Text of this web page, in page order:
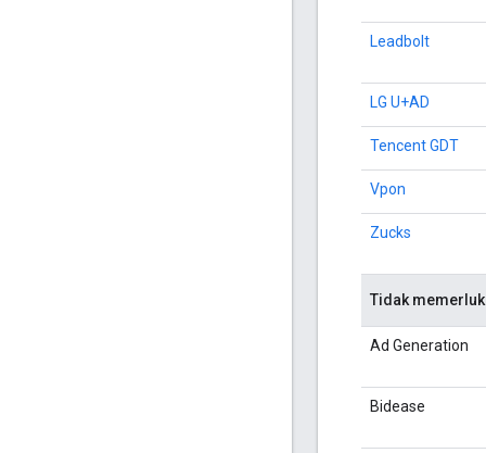
Leadbolt
LG U+AD
Tencent GDT
Vpon
Zucks
Tidak
Ad Generation
Bidease